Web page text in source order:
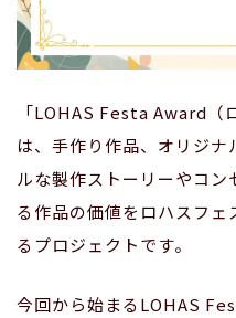
「LOHAS Festa Award（
は、手作り作品、オリジ
ルな製作ストーリーやコ
る作品の価値をロハスフ
るプロジェクトです。
今回から始まるLOHAS